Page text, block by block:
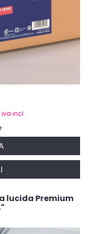
iva incl.
lucida Premium